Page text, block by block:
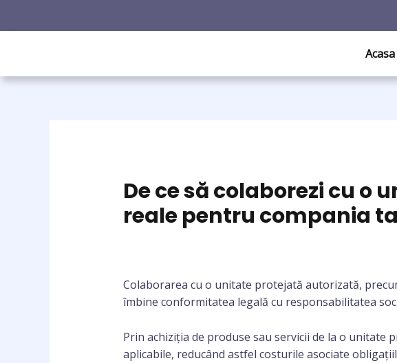
Acasa
De ce să colaborezi cu
reale pentru compania ta
Colaborarea cu o unitate protejată autorizată,
îmbine conformitatea legală cu responsabilitatea
Prin achiziția de produse sau servicii de la o unitate
aplicabile, reducând astfel costurile asociate